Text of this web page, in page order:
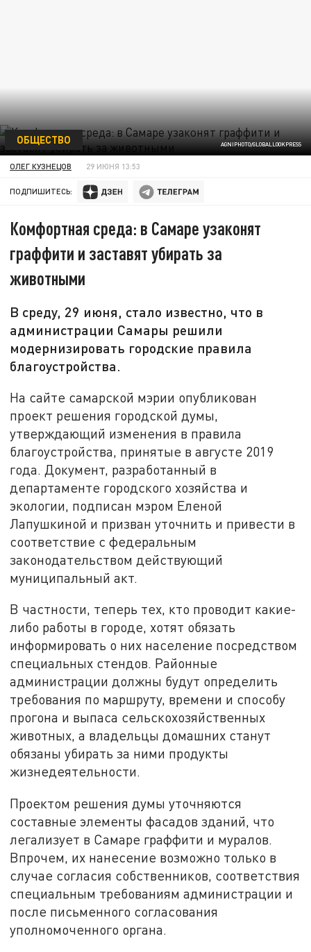
AGNIPHOTO/GLOBALLOOKPRESS
ОБЩЕСТВО
ОЛЕГ КУЗНЕЦОВ 29 ИЮНЯ 13:53
ПОДПИШИТЕСЬ:
Комфортная среда: в Самаре узаконят
граффити и заставят убирать за
животными
В среду, 29 июня, стало известно, что в
администрации Самары решили
модернизировать городские правила
благоустройства.
На сайте самарской мэрии опубликован
проект решения городской думы,
утверждающий изменения в правила
благоустройства, принятые в августе 2019
года. Документ, разработанный в
департаменте городского хозяйства и
экологии, подписан мэром Еленой
Лапушкиной и призван уточнить и привести в
соответствие с федеральным
законодательством действующий
муниципальный акт.
В частности, теперь тех, кто проводит какие-
либо работы в городе, хотят обязать
информировать о них население посредством
специальных стендов. Районные
администрации должны будут определить
требования по маршруту, времени и способу
прогона и выпаса сельскохозяйственных
животных, а владельцы домашних станут
обязаны убирать за ними продукты
жизнедеятельности.
Проектом решения думы уточняются
составные элементы фасадов зданий, что
легализует в Самаре граффити и муралов.
Впрочем, их нанесение возможно только в
случае согласия собственников, соответствия
специальным требованиям администрации и
после письменного согласования
уполномоченного органа.